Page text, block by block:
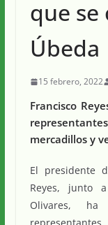
que se
Úbeda
15 febrero, 2022
Francisco
mercadillos y
El presidente
Reyes, junto
Olivares,